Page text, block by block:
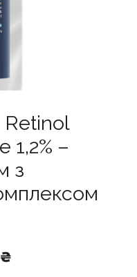
Retinol
1,2% –
з
₴